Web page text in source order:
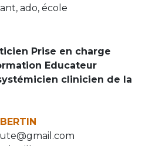
ado, école
Prise en charge
Educateur
clinicien de la
BERTIN